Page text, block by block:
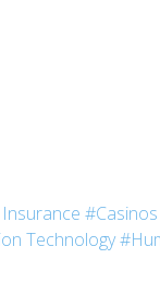
#Casinos
Technology